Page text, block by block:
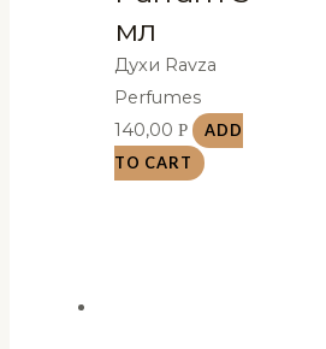
мл
Духи Ravza
Perfumes
140,00Р
ADD
TO CART